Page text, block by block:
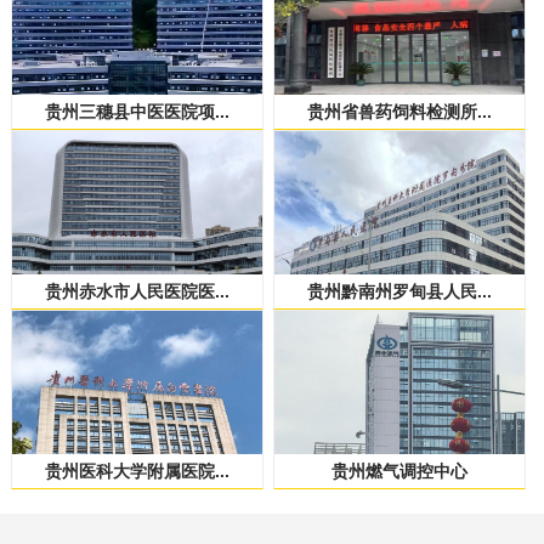
贵州三穗县中医医院项... 贵州省兽药饲料检测所...
贵州赤水市人民医院医... 贵州黔南州罗甸县人民...
贵州医科大学附属医院... 贵州燃气调控中心